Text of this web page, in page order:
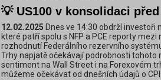
💡 US100 v konsolidaci
12.02.2025 Dnes ve 14:30 obdrží investoři
které patří spolu s NFP a PCE reporty
rozhodnutí Federálního rezervního
Trhy napjatě očekávají podrobnosti tohoto
sentiment na Wall Street i na Forexovém
můžeme očekávat od dnešních údajů o